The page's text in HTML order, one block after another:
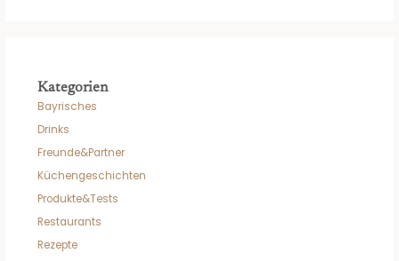
Kategorien
Bayrisches
Drinks
Freunde&Partner
Küchengeschichten
Produkte&Tests
Restaurants
Rezepte